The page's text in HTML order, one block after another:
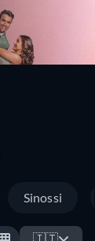
Sinossi